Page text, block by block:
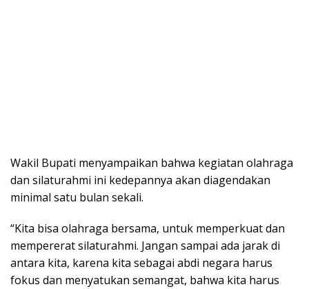
Wakil Bupati menyampaikan bahwa kegiatan olahraga
dan silaturahmi ini kedepannya akan diagendakan
minimal satu bulan sekali.
“Kita bisa olahraga bersama, untuk memperkuat dan
mempererat silaturahmi. Jangan sampai ada jarak di
antara kita, karena kita sebagai abdi negara harus
fokus dan menyatukan semangat, bahwa kita harus